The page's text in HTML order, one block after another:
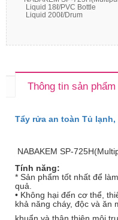
Liquid 18ℓ/PVC Bottle
Liquid 200ℓ/Drum
Thông tin sản phẩm
Tẩy rửa an toàn Tủ
NABAKEM SP-
Tính năng:
* Sản phẩm tốt nhất để
quả.
• Không hại đến cơ thể,
khả năng cháy, độc và ăn